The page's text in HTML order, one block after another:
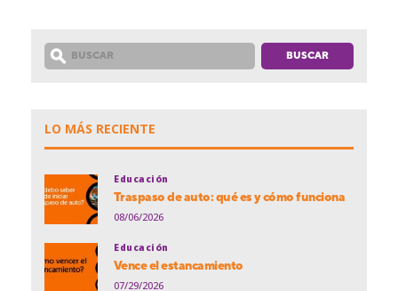
LO MÁS RECIENTE
Educación
Traspaso de auto: qué es y cómo funciona
08/06/2026
Educación
Vence el estancamiento
07/29/2026